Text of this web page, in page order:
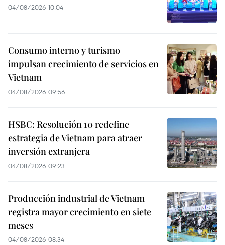
04/08/2026 10:04
Consumo interno y turismo
impulsan crecimiento de servicios en
Vietnam
04/08/2026 09:56
HSBC: Resolución 10 redefine
estrategia de Vietnam para atraer
inversión extranjera
04/08/2026 09:23
Producción industrial de Vietnam
registra mayor crecimiento en siete
meses
04/08/2026 08:34